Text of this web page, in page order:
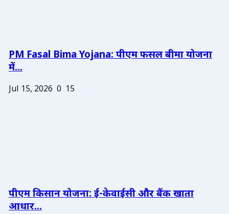
PM Fasal Bima Yojana: पीएम फसल बीमा योजना
में...
Jul 15, 2026 0 15
पीएम किसान योजना: ई-केवाईसी और बैंक खाता
आधार...